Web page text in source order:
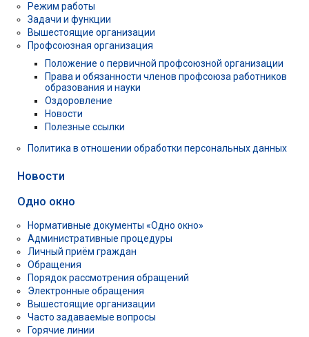
Режим работы
Задачи и функции
Вышестоящие организации
Профсоюзная организация
Положение о первичной профсоюзной организации
Права и обязанности членов профсоюза работников
образования и науки
Оздоровление
Новости
Полезные ссылки
Политика в отношении обработки персональных данных
Новости
Одно окно
Нормативные документы «Одно окно»
Административные процедуры
Личный приём граждан
Обращения
Порядок рассмотрения обращений
Электронные обращения
Вышестоящие организации
Часто задаваемые вопросы
Горячие линии